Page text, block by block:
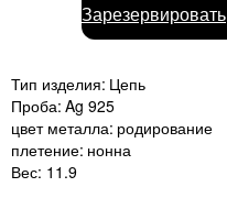
Зарезервировать
Тип изделия: Цепь
Проба: Ag 925
цвет металла: родирование
плетение: нонна
Вес: 11.9